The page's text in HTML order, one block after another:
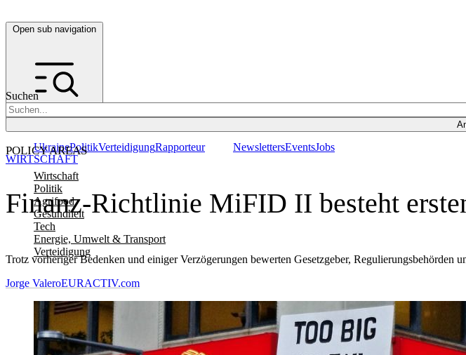
Open sub navigation
Suchen
POLICY AREAS
Wirtschaft
Politik
Agrifood
Gesundheit
Tech
Energie, Umwelt & Transport
Verteidigung
UkrainePolitikVerteidigungRapporteur NewslettersEventsJobs
Finanz-Richtlinie MiFID II besteht
Trotz vorheriger Bedenken und einiger Verzögerungen bewerten Gesetzgeber,
WIRTSCHAFT
Jorge ValeroEURACTIV.com